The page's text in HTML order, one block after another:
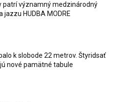
patrí významný medzinárodný
HUDBA MODRE
k slobode 22 metrov. Štyridsať
nové pamätné tabule